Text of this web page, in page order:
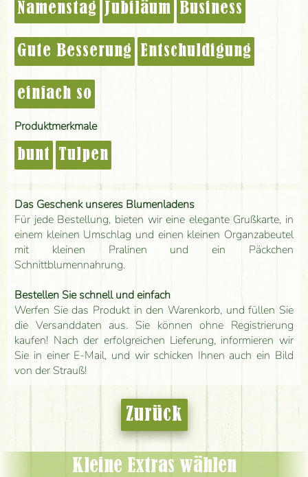
Namenstag Jubiläum Business
Gute Besserung Entschuldigung
einfach so
Produktmerkmale
bunt Tulpen
Das Geschenk unseres Blumenladens
Für jede Bestellung, bieten wir eine elegante Grußkarte, in
einem kleinen Umschlag und einen kleinen Organzabeutel
mit kleinen Pralinen und ein Päckchen
Schnittblumennahrung.
Bestellen Sie schnell und einfach
Werfen Sie das Produkt in den Warenkorb, und füllen Sie
die Versanddaten aus. Sie können ohne Registrierung
kaufen! Nach der erfolgreichen Lieferung, informieren wir
Sie in einer E-Mail, und wir schicken Ihnen auch ein Bild
von der Strauß!
Zurück
Kleine Extras wählen